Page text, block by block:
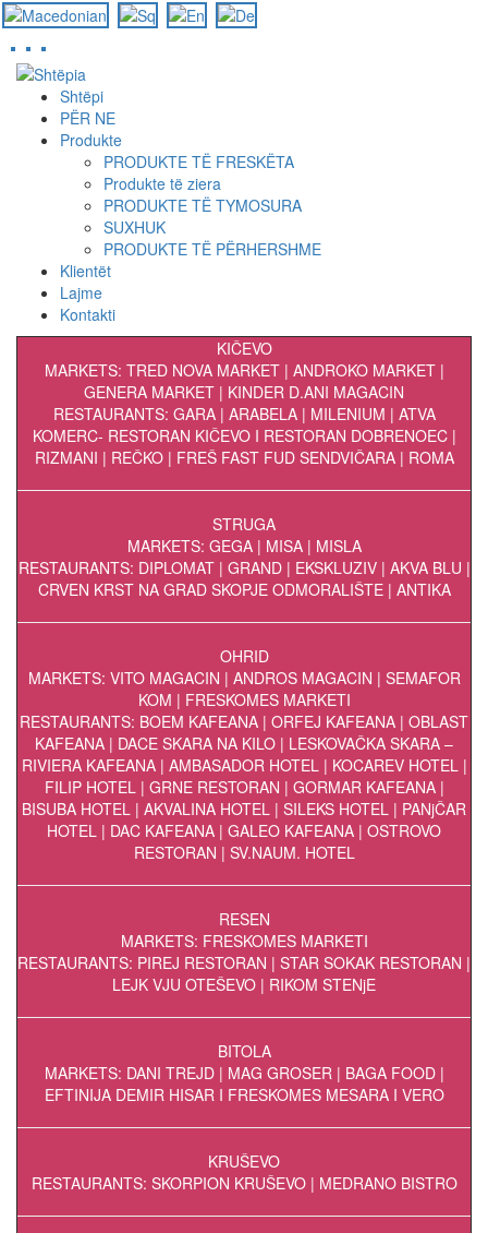
Skip
content
Shtëpi
PËR NE
Produkte
PRODUKTE TË FRESKËTA
Produkte të ziera
PRODUKTE TË TYMOSURA
SUXHUK
PRODUKTE TË PËRHERSHME
Klientët
Lajme
Kontakti
KIČEVO
MARKETS: TRED NOVA MARKET | ANDROKO MARKET |
GENERA MARKET | KINDER D.ANI MAGACIN
RESTAURANTS: GARA | ARABELA | MILENIUM | ATVA
KOMERC- RESTORAN KIČEVO I RESTORAN DOBRENOEC |
RIZMANI | REČKO | FREŠ FAST FUD SENDVIČARA | ROMA
STRUGA
MARKETS: GEGA | MISA | MISLA
RESTAURANTS: DIPLOMAT | GRAND | EKSKLUZIV | AKVA BLU |
CRVEN KRST NA GRAD SKOPJE ODMORALIŠTE | ANTIKA
OHRID
MARKETS: VITO MAGACIN | ANDROS MAGACIN | SEMAFOR
KOM | FRESKOMES MARKETI
RESTAURANTS: BOEM KAFEANA | ORFEJ KAFEANA | OBLAST
KAFEANA | DACE SKARA NA KILO | LESKOVAČKA SKARA –
RIVIERA KAFEANA | AMBASADOR HOTEL | KOCAREV HOTEL |
FILIP HOTEL | GRNE RESTORAN | GORMAR KAFEANA |
BISUBA HOTEL | AKVALINA HOTEL | SILEKS HOTEL | PANjČAR
HOTEL | DAC KAFEANA | GALEO KAFEANA | OSTROVO
RESTORAN | SV.NAUM. HOTEL
RESEN
MARKETS: FRESKOMES MARKETI
RESTAURANTS: PIREJ RESTORAN | STAR SOKAK RESTORAN |
LEJK VJU OTEŠEVO | RIKOM STENjE
BITOLA
MARKETS: DANI TREJD | MAG GROSER | BAGA FOOD |
EFTINIJA DEMIR HISAR I FRESKOMES MESARA I VERO
KRUŠEVO
RESTAURANTS: SKORPION KRUŠEVO | MEDRANO BISTRO